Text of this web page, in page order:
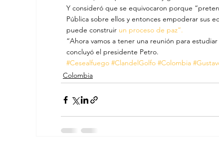
Y consideró que se equivocaron porque
Pública sobre ellos y entonces empoderar sus
puede construir un proceso de paz”.
“Ahora vamos a tener una reunión para
concluyó el presidente Petro.
#Cesealfuego #ClandelGolfo #Colombia
Colombia